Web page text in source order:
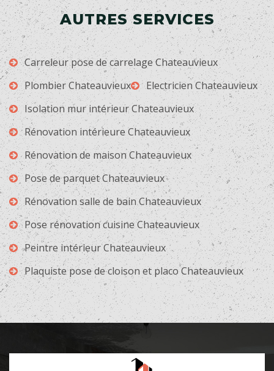
AUTRES SERVICES
Carreleur pose de carrelage Chateauvieux
Plombier Chateauvieux
Electricien Chateauvieux
Isolation mur intérieur Chateauvieux
Rénovation intérieure Chateauvieux
Rénovation de maison Chateauvieux
Pose de parquet Chateauvieux
Rénovation salle de bain Chateauvieux
Pose rénovation cuisine Chateauvieux
Peintre intérieur Chateauvieux
Plaquiste pose de cloison et placo Chateauvieux